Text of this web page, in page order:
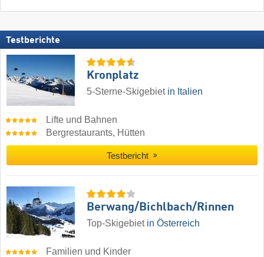
Testberichte
Kronplatz
5-Sterne-Skigebiet in Italien
Lifte und Bahnen
Bergrestaurants, Hütten
Testbericht
Berwang/​Bichlbach/​Rinnen
Top-Skigebiet in Österreich
Familien und Kinder